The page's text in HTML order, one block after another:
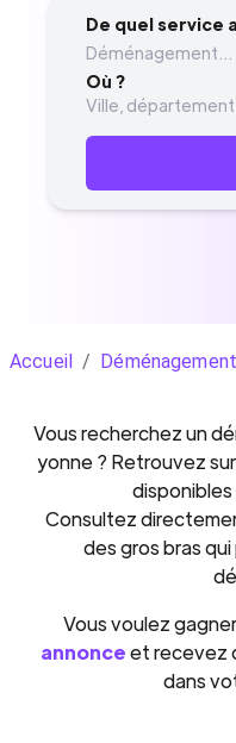
De quel service
Déménagement...
Où ?
Accueil / Déménagement
Vous recherchez un
yonne? Retrouvez
Consultez
des gros bras
Vous voulez
annonceet recevez
dans